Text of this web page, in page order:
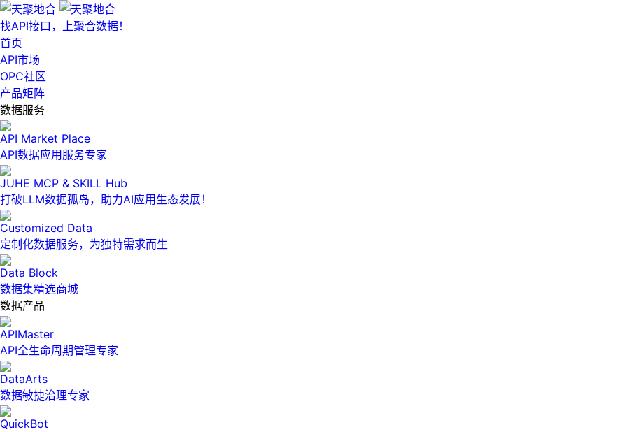
找API接口，上聚合数据！
首页
API市场
OPC社区
产品矩阵
数据服务
API Market Place
API数据应用服务专家
JUHE MCP & SKILL Hub
打破LLM数据孤岛，助力AI应用生态发展！
Customized Data
定制化数据服务，为独特需求而生
Data Block
数据集精选商城
数据产品
APIMaster
API全生命周期管理专家
DataArts
数据敏捷治理专家
QuickBot